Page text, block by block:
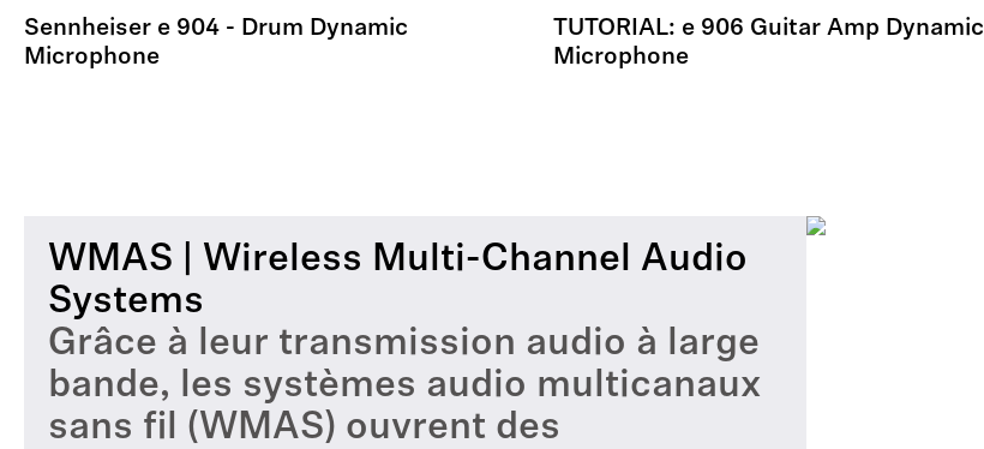
Sennheiser e 904 - Drum Dynamic
Microphone
TUTORIAL: e 906 Guitar Amp Dynamic
Microphone
WMAS | Wireless Multi-Channel Audio
Systems
Grâce à leur transmission audio à large
bande, les systèmes audio multicanaux
sans fil (WMAS) ouvrent des